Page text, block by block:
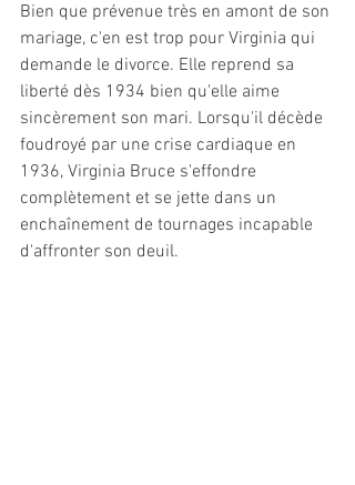
Bien que prévenue très en amont de son
mariage, c'en est trop pour Virginia qui
demande le divorce. Elle reprend sa
liberté dès 1934 bien qu'elle aime
sincèrement son mari. Lorsqu'il décède
foudroyé par une crise cardiaque en
1936, Virginia Bruce s'effondre
complètement et se jette dans un
enchaînement de tournages incapable
d'affronter son deuil.